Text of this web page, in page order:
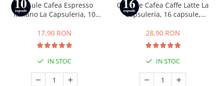
Capsule Cafea Espresso
Italiano La Capsuleria, 10
Nespresso
17,90 RON
IN STOC
Capsule Cafea Caffe Latte La
Capsuleria, 16 capsule,
28,90 RON
IN STOC